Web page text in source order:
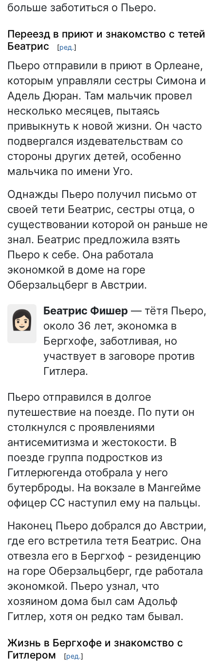
больше заботиться о Пьеро.
Переезд в приют и знакомство с тетей
Беатрис
[ред.]
Пьеро отправили в приют в Орлеане,
которым управляли сестры Симона и
Адель Дюран. Там мальчик провел
несколько месяцев, пытаясь
привыкнуть к новой жизни. Он часто
подвергался издевательствам со
стороны других детей, особенно
мальчика по имени Уго.
Однажды Пьеро получил письмо от
своей тети Беатрис, сестры отца, о
существовании которой он раньше не
знал. Беатрис предложила взять
Пьеро к себе. Она работала
экономкой в доме на горе
Оберзальцберг в Австрии.
👩🏻 Беатрис Фишер — тётя Пьеро,
около 36 лет, экономка в
Бергхофе, заботливая, но
участвует в заговоре против
Гитлера.
Пьеро отправился в долгое
путешествие на поезде. По пути он
столкнулся с проявлениями
антисемитизма и жестокости. В
поезде группа подростков из
Гитлерюгенда отобрала у него
бутерброды. На вокзале в Мангейме
офицер СС наступил ему на пальцы.
Наконец Пьеро добрался до Австрии,
где его встретила тетя Беатрис. Она
отвезла его в Бергхоф - резиденцию
на горе Оберзальцберг, где работала
экономкой. Пьеро узнал, что
хозяином дома был сам Адольф
Гитлер, хотя он редко там бывал.
Жизнь в Бергхофе и знакомство с
Гитлером
[ред.]